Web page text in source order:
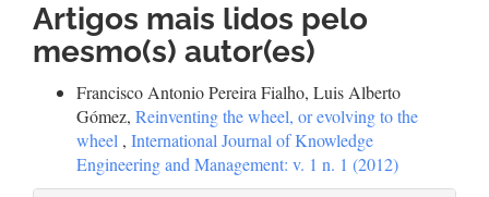
Artigos mais lidos pelo
mesmo(s) autor(es)
Francisco Antonio Pereira Fialho, Luis Alberto
Gómez, Reinventing the wheel, or evolving to the
wheel , International Journal of Knowledge
Engineering and Management: v. 1 n. 1 (2012)